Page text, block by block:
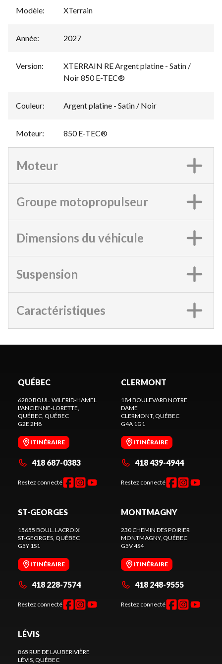
Modèle: XTerrain
Année: 2027
Version:
XTERRAIN RE Argent platine - Satin /
Noir 850 E-TEC®
Couleur: Argent platine - Satin / Noir
Moteur: 850 E-TEC®
Moteur
Groupe motopropulseur
Dimensions du véhicule
Suspension
Caractéristiques
QUÉBEC
6280 BOUL. WILFRID-HAMEL
L'ANCIENNE-LORETTE,
QUÉBEC , QUÉBEC
G2E 2H8
ITINÉRAIRE
418 687-0383
Restez connecté
CLERMONT
184 BOULEVARD NOTRE
DAME
CLERMONT, QUÉBEC
G4A 1G1
ITINÉRAIRE
418 439-4944
Restez connecté
ST-GEORGES
15655 BOUL. LACROIX
ST-GEORGES , QUÉBEC
G5Y 1S1
ITINÉRAIRE
418 228-7574
Restez connecté
MONTMAGNY
230 CHEMIN DES POIRIER
MONTMAGNY, QUÉBEC
G5V 4S4
ITINÉRAIRE
418 248-9555
Restez connecté
LÉVIS
865 RUE DE LAUBERIVIÈRE
LÉVIS , QUÉBEC